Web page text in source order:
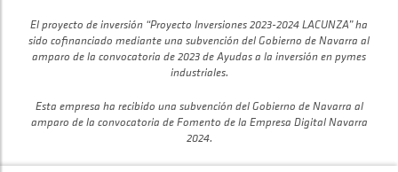
El proyecto de inversión “Proyecto Inversiones 2023-2024 LACUNZA” ha
sido cofinanciado mediante una subvención del Gobierno de Navarra al
amparo de la convocatoria de 2023 de Ayudas a la inversión en pymes
industriales.
Esta empresa ha recibido una subvención del Gobierno de Navarra al
amparo de la convocatoria de Fomento de la Empresa Digital Navarra
2024.